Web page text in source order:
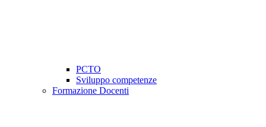
PCTO
Sviluppo competenze
Formazione Docenti